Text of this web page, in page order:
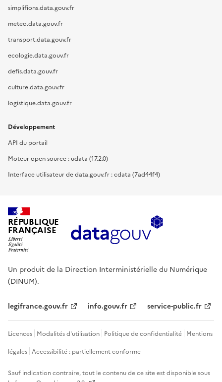
simplifions.data.gouv.fr
meteo.data.gouv.fr
transport.data.gouv.fr
ecologie.data.gouv.fr
defis.data.gouv.fr
culture.data.gouv.fr
logistique.data.gouv.fr
Développement
API du portail
Moteur open source : udata (17.2.0)
Interface utilisateur de data.gouv.fr : cdata (7ad44f4)
RÉPUBLIQUE
FRANÇAISE
Un produit de la Direction Interministérielle du Numérique
(DINUM).
legifrance.gouv.fr info.gouv.fr service-public.fr
Licences Modalités d'utilisation Politique de confidentialité Mentions
légales Accessibilité : partiellement conforme
Sauf indication contraire, tout le contenu de ce site est disponible sous